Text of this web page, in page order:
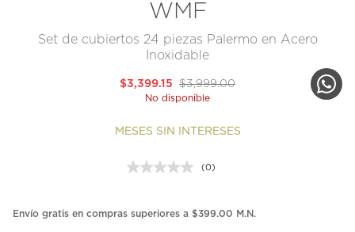
WMF
Set de cubiertos 24 piezas Palermo en Acero
Inoxidable
$3,999.00
$3,399.15
No disponible
MESES SIN INTERESES
Sin
en
(0)
Envío gratis en compras superiores a $399.00 M.N.